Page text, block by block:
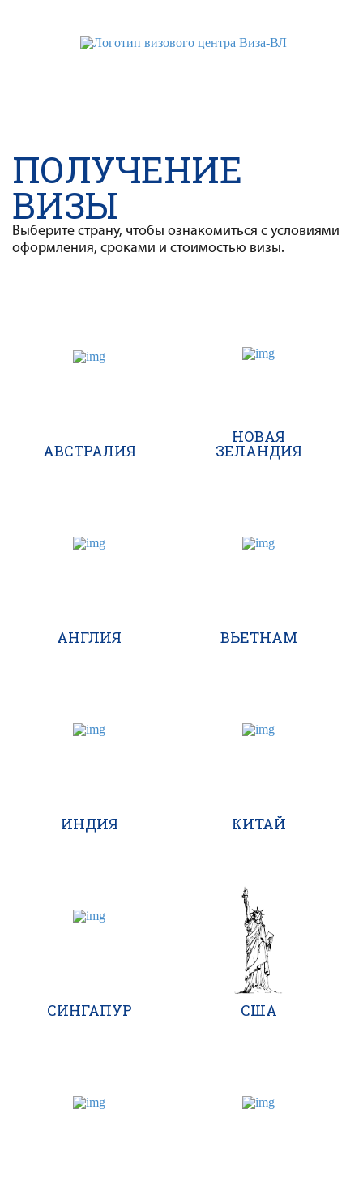
ПОЛУЧЕНИЕ
ВИЗЫ
Выберите страну, чтобы ознакомиться с условиями
оформления, сроками и стоимостью визы.
АВСТРАЛИЯ
НОВАЯ
ЗЕЛАНДИЯ
АНГЛИЯ ВЬЕТНАМ
ИНДИЯ КИТАЙ
СИНГАПУР США